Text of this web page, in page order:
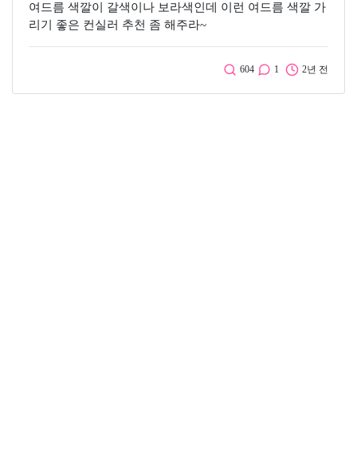
여드름 색깔이 갈색이나 보라색인데 이런 여드름 색깔 가
리기 좋은 컨실러 추천 좀 해주라~
604 1 2년 전